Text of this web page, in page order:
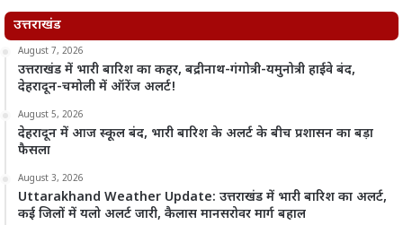
उत्तराखंड
August 7, 2026
उत्तराखंड में भारी बारिश का कहर, बद्रीनाथ-गंगोत्री-यमुनोत्री हाईवे बंद,
देहरादून-चमोली में ऑरेंज अलर्ट!
August 5, 2026
देहरादून में आज स्कूल बंद, भारी बारिश के अलर्ट के बीच प्रशासन का बड़ा
फैसला
August 3, 2026
Uttarakhand Weather Update: उत्तराखंड में भारी बारिश का अलर्ट,
कई जिलों में यलो अलर्ट जारी, कैलास मानसरोवर मार्ग बहाल